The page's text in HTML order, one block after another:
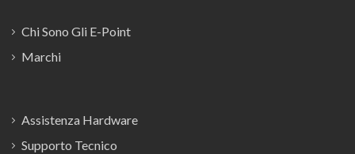
Chi Sono Gli E-Point
Marchi
Assistenza Hardware
Supporto Tecnico